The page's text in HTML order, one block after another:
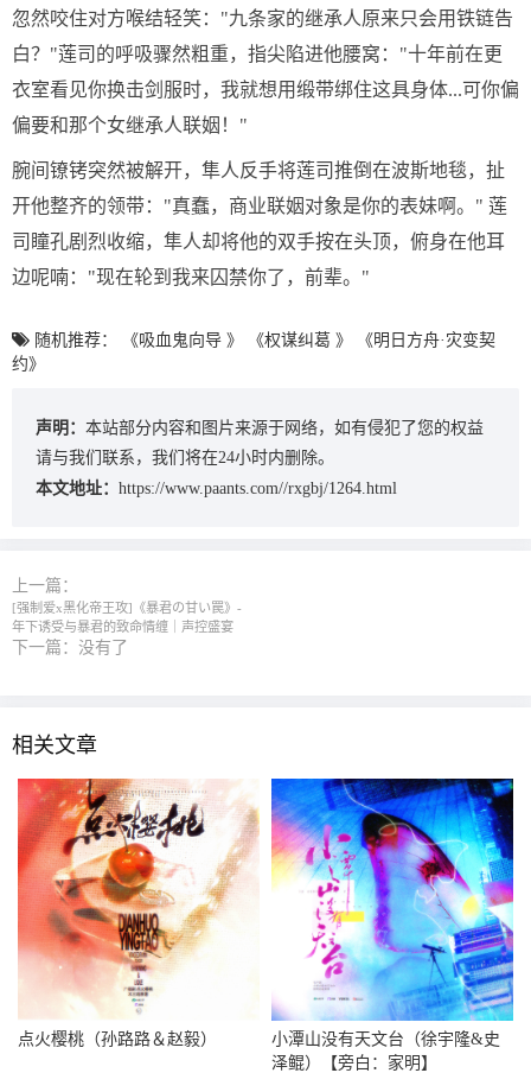
忽然咬住对方喉结轻笑："九条家的继承人原来只会用铁链告
白？"莲司的呼吸骤然粗重，指尖陷进他腰窝："十年前在更
衣室看见你换击剑服时，我就想用缎带绑住这具身体...可你偏
偏要和那个女继承人联姻！"
腕间镣铐突然被解开，隼人反手将莲司推倒在波斯地毯，扯
开他整齐的领带："真蠢，商业联姻对象是你的表妹啊。" 莲
司瞳孔剧烈收缩，隼人却将他的双手按在头顶，俯身在他耳
边呢喃："现在轮到我来囚禁你了，前辈。"
随机推荐： 《吸血鬼向导 》 《权谋纠葛 》
《明日方舟·灾变契
约》
声明： 本站部分内容和图片来源于网络，如有侵犯了您的权益
请与我们联系，我们将在24小时内删除。
本文地址： https://www.paants.com//rxgbj/1264.html
上一篇：
[强制爱x黑化帝王攻]《暴君の甘い罠》-
年下诱受与暴君的致命情缠｜声控盛宴
下一篇：没有了
相关文章
点火樱桃（孙路路＆赵毅）
小潭山没有天文台（徐宇隆&史
泽鲲）【旁白：家明】